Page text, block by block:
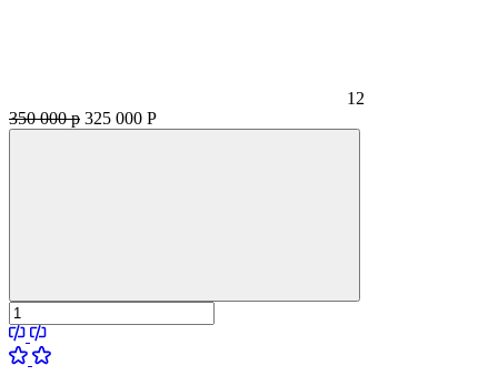
12
350 000 р 325 000 Р